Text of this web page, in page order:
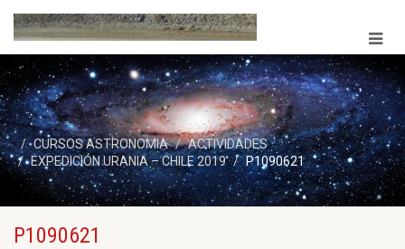
CURSOS ASTRONOMIA
ACTIVIDADES
EXPEDICIÓN URANIA – CHILE 2019
P1090621
P1090621